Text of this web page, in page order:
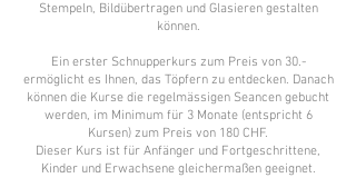
Stempeln, Bildübertragen und Glasieren gestalten
können.
Ein erster Schnupperkurs zum Preis von 30.-
ermöglicht es Ihnen, das Töpfern zu entdecken. Danach
können die Kurse die regelmässigen Seancen gebucht
werden, im Minimum für 3 Monate (entspricht 6
Kursen) zum Preis von 180 CHF.
Dieser Kurs ist für Anfänger und Fortgeschrittene,
Kinder und Erwachsene gleichermaßen geeignet.